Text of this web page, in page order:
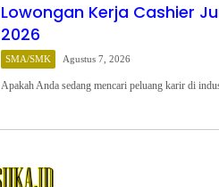
Lowongan Kerja Cashier
2026
SMA/SMK Agustus 7, 2026
Apakah Anda sedang mencari peluang karir di